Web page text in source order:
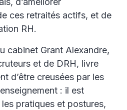
ces retraités actifs, et de
RH.
cabinet Grant Alexandre,
et de DRH, livre
d’être creusées par les
: il est
pratiques et postures,